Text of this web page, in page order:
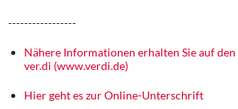
Memo-Gruppe
Institut Solidarische Moderne
Rosa-Luxemburg-Stiftung
-----------------
Nähere Informationen erhalten Sie auf
ver.di (www.verdi.de)
Hier geht es zur Online-Unterschrift